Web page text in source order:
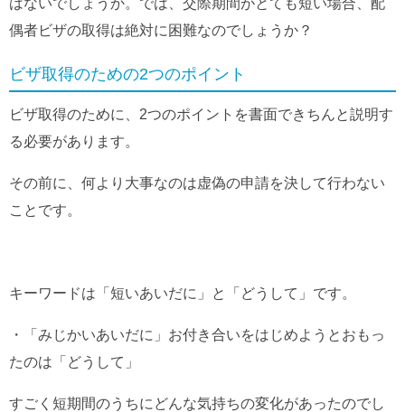
偶者ビザの取得は絶対に困難なのでしょうか？
ビザ取得のための2つのポイント
ビザ取得のために、2つのポイントを書面できちんと説明す
る必要があります。
その前に、何より大事なのは虚偽の申請を決して行わない
ことです。
キーワードは「短いあいだに」と「どうして」です。
・「みじかいあいだに」お付き合いをはじめようとおもっ
たのは「どうして」
すごく短期間のうちにどんな気持ちの変化があったのでし